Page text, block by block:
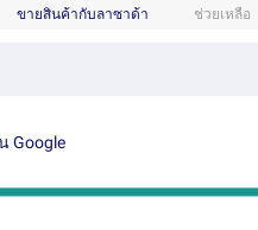
ขายสินค้ากับลาซาด้า ช่วยเหลือ
Google